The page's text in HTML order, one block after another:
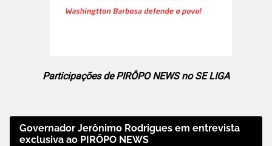
Participações de PIRÔPO NEWS no SE LIGA
Governador Jerônimo Rodrigues em entrevista
exclusiva ao PIRÔPO NEWS